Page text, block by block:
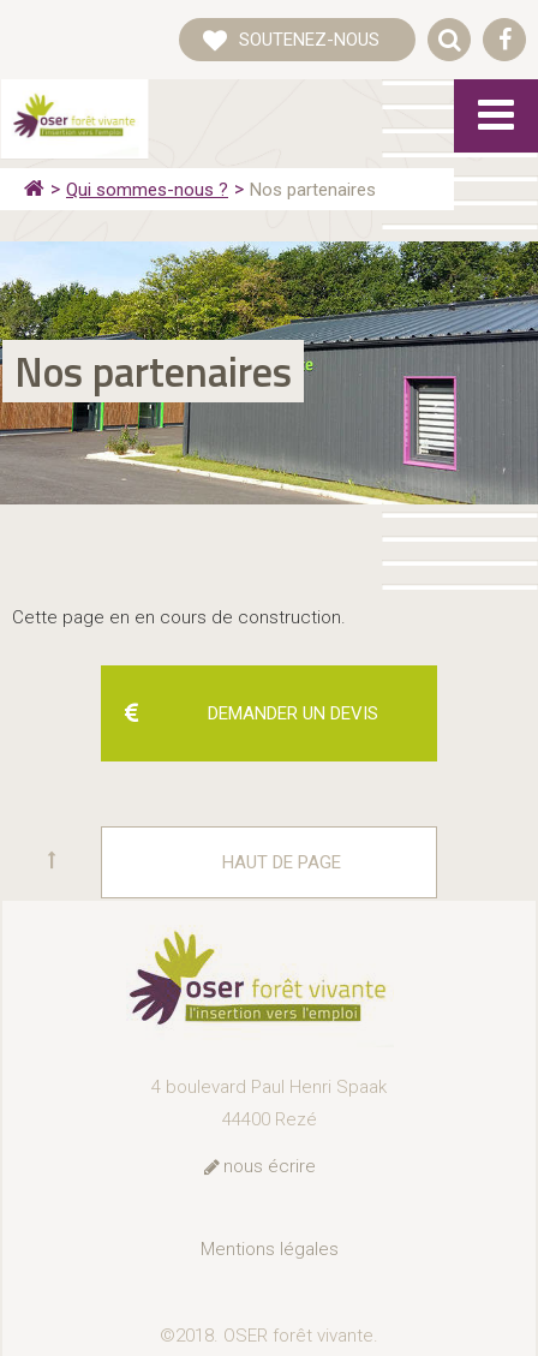
SOUTENEZ-NOUS
Qui sommes-nous ? Nos partenaires
Nos partenaires
DEMANDER UN DEVIS
Cette page en en cours de construction.
HAUT DE PAGE
4 boulevard Paul Henri Spaak
44400 Rezé
nous écrire
Mentions légales
©2018. OSER forêt vivante.